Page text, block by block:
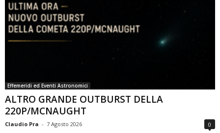
Effemeridi ed Eventi Astronomici
ALTRO GRANDE OUTBURST DELLA
220P/MCNAUGHT
Claudio Pra - 7 Agosto 2026 0